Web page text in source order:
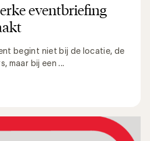
eventbriefing
begint niet bij de locatie, de
maar bij een ...